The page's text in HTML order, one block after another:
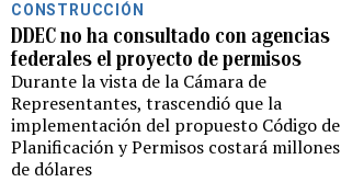
CONSTRUCCIÓN
DDEC no ha consultado con agencias
federales el proyecto de permisos
Durante la vista de la Cámara de
Representantes, trascendió que la
implementación del propuesto Código de
Planificación y Permisos costará millones
de dólares